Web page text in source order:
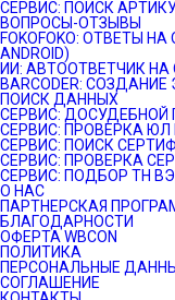
СЕРВИС: ПОИСК
ВОПРОСЫ-ОТЗЫВЫ
FOKOFOKO: ОТВЕТЫ
ANDROID)
ИИ: АВТООТВЕТЧИК НА
BARCODER:
ПОИСК ДАННЫХ
СЕРВИС: ДОСУДЕБНОЙ
СЕРВИС: ПРОВЕРКА ЮЛ
СЕРВИС: ПОИСК
СЕРВИС: ПРОВЕРКА
СЕРВИС: ПОДБОР ТН
О НАС
ПАРТНЕРСКАЯ
БЛАГОДАРНОСТИ
ОФЕРТА WBCON
ПОЛИТИКА
ПЕРСОНАЛЬНЫЕ
СОГЛАШЕНИЕ